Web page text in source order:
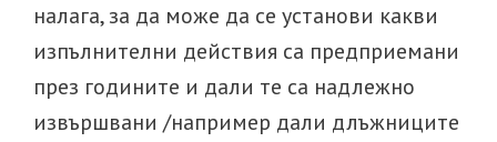
налага, за да може да се установи какви
изпълнителни действия са предприемани
през годините и дали те са надлежно
извършвани /например дали длъжниците